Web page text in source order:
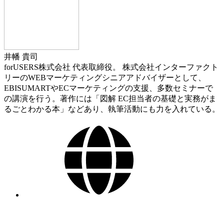
井幡 貴司
forUSERS株式会社 代表取締役。 株式会社インターファクト
リーのWEBマーケティングシニアアドバイザーとして、
EBISUMARTやECマーケティングの支援、多数セミナーで
の講演を行う。著作には「図解 EC担当者の基礎と実務がま
るごとわかる本」などあり、執筆活動にも力を入れている。